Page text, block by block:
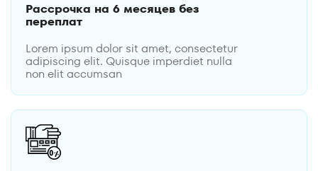
Рассрочка на 6 месяцев без
переплат
Lorem ipsum dolor sit amet, consectetur
adipiscing elit. Quisque imperdiet nulla
non elit accumsan